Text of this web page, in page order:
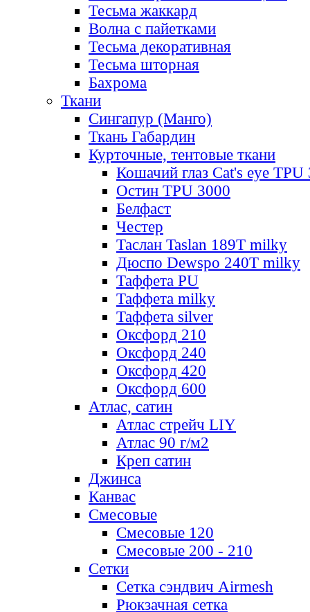
Тесьма жаккард
Волна с пайетками
Тесьма декоративная
Тесьма шторная
Бахрома
Ткани
Сингапур (Манго)
Ткань Габардин
Курточные, тентовые ткани
Кошачий глаз Cat's eye TPU
Остин TPU 3000
Белфаст
Честер
Таслан Taslan 189T milky
Дюспо Dewspo 240T milky
Таффета PU
Таффета milky
Таффета silver
Оксфорд 210
Оксфорд 240
Оксфорд 420
Оксфорд 600
Атлас, сатин
Атлас стрейч LIY
Атлас 90 г/м2
Креп сатин
Джинса
Канвас
Смесовые
Смесовые 120
Смесовые 200 - 210
Сетки
Сетка сэндвич Airmesh
Рюкзачная сетка